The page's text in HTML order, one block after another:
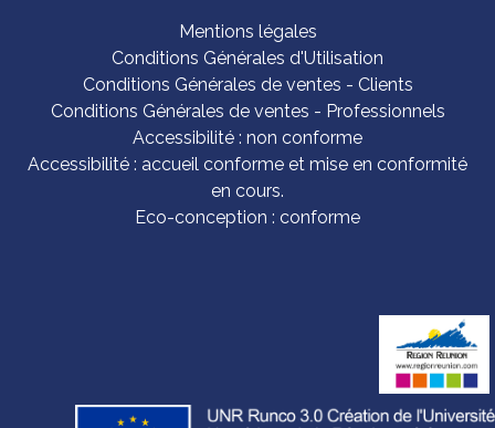
Mentions légales
Conditions Générales d'Utilisation
Conditions Générales de ventes - Clients
Conditions Générales de ventes - Professionnels
Accessibilité : non conforme
Accessibilité : accueil conforme et mise en conformité
en cours.
Eco-conception : conforme